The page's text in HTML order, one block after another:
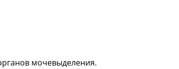
мочевыделения.